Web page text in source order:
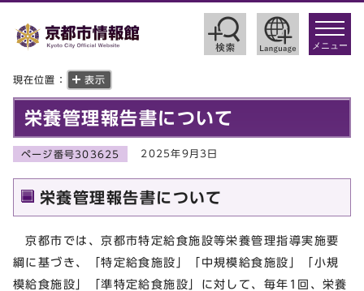
toggle
メニュー
現在位置： 表示
栄養管理報告書について
ページ番号303625 2025年9月3日
栄養管理報告書について
京都市では、京都市特定給食施設等栄養管理指導実施要
綱に基づき、「特定給食施設」「中規模給食施設」「小規
模給食施設」「準特定給食施設」に対して、毎年1回、栄養